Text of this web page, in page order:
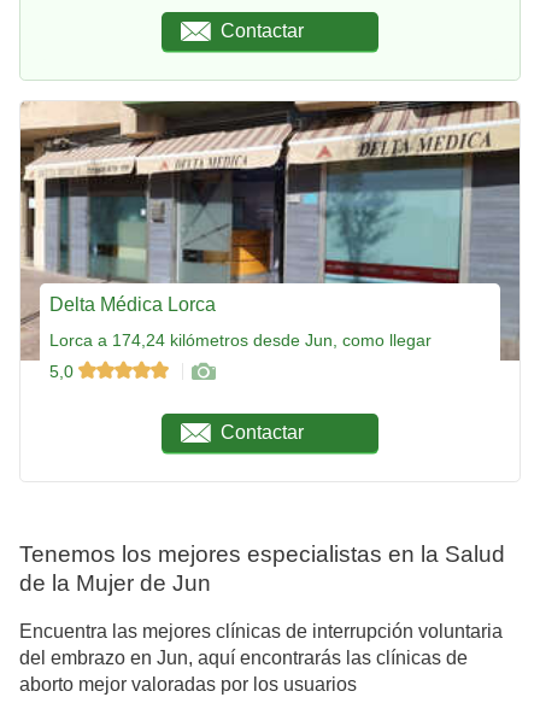
Contactar
Delta Médica Lorca
Lorca a 174,24 kilómetros desde Jun, como llegar
5,0
Contactar
Tenemos los mejores especialistas en la Salud
de la Mujer de Jun
Encuentra las mejores clínicas de interrupción voluntaria
del embrazo en Jun, aquí encontrarás las clínicas de
aborto mejor valoradas por los usuarios